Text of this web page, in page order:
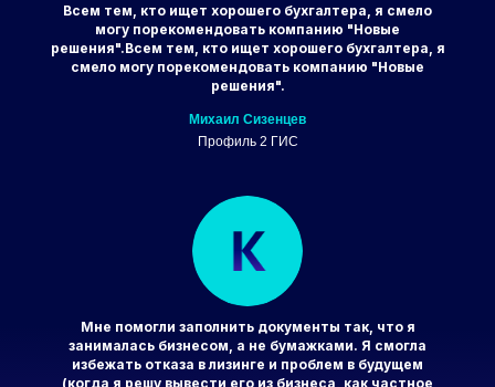
Всем тем, кто ищет хорошего бухгалтера, я смело
могу порекомендовать компанию "Новые
решения".Всем тем, кто ищет хорошего бухгалтера, я
смело могу порекомендовать компанию "Новые
решения".
Михаил Сизенцев
Профиль 2 ГИС
Мне помогли заполнить документы так, что я
занималась бизнесом, а не бумажками. Я смогла
избежать отказа в лизинге и проблем в будущем
(когда я решу вывести его из бизнеса, как частное